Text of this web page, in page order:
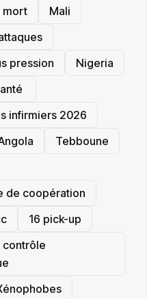
mort
Mali
pression
‎Nigeria
infirmiers 2026
Tebboune
de coopération
16 pick-up